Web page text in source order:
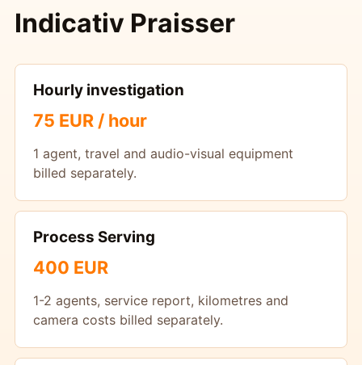
Indicativ Praisser
Hourly investigation
75 EUR / hour
1 agent, travel and audio-visual equipment
billed separately.
Process Serving
400 EUR
1-2 agents, service report, kilometres and
camera costs billed separately.